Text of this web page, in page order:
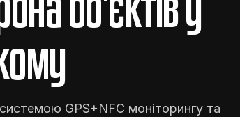
GPS+NFC моніторингу та